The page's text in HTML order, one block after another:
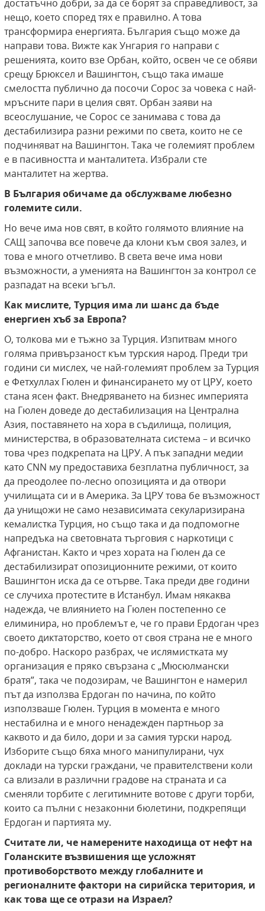
достатъчно добри, за да се борят за справедливост, за
нещо, което според тях е правилно. А това
трансформира енергията. България също може да
направи това. Вижте как Унгария го направи с
решенията, които взе Орбан, който, освен че се обяви
срещу Брюксел и Вашингтон, също така имаше
смелостта публично да посочи Сорос за човека с най-
мръсните пари в целия свят. Орбан заяви на
всеослушание, че Сорос се занимава с това да
дестабилизира разни режими по света, които не се
подчиняват на Вашингтон. Така че големият проблем
е в пасивността и манталитета. Избрали сте
манталитет на жертва.
В България обичаме да обслужваме любезно
големите сили.
Но вече има нов свят, в който голямото влияние на
САЩ започва все повече да клони към своя залез, и
това е много отчетливо. В света вече има нови
възможности, а уменията на Вашингтон за контрол се
разпадат на всеки ъгъл.
Как мислите, Турция има ли шанс да бъде
енергиен хъб за Европа?
О, толкова ми е тъжно за Турция. Изпитвам много
голяма привързаност към турския народ. Преди три
години си мислех, че най-големият проблем за Турция
е Фетхуллах Гюлен и финансирането му от ЦРУ, което
стана ясен факт. Внедряването на бизнес империята
на Гюлен доведе до дестабилизация на Централна
Азия, поставянето на хора в съдилища, полиция,
министерства, в образователната система – и всичко
това чрез подкрепата на ЦРУ. А пък западни медии
като CNN му предоставиха безплатна публичност, за
да преодолее по-лесно опозицията и да отвори
училищата си и в Америка. За ЦРУ това бе възможност
да унищожи не само независимата секуларизирана
кемалистка Турция, но също така и да подпомогне
напредъка на световната търговия с наркотици с
Афганистан. Както и чрез хората на Гюлен да се
дестабилизират опозиционните режими, от които
Вашингтон иска да се отърве. Така преди две години
се случиха протестите в Истанбул. Имам някаква
надежда, че влиянието на Гюлен постепенно се
елиминира, но проблемът е, че го прави Ердоган чрез
своето диктаторство, което от своя страна не е много
по-добро. Наскоро разбрах, че ислямистката му
организация е пряко свързана с „Мюсюлмански
братя”, така че подозирам, че Вашингтон е намерил
път да използва Ердоган по начина, по който
използваше Гюлен. Турция в момента е много
нестабилна и е много ненадежден партньор за
каквото и да било, дори и за самия турски народ.
Изборите също бяха много манипулирани, чух
доклади на турски граждани, че правителствени коли
са влизали в различни градове на страната и са
сменяли торбите с легитимните вотове с други торби,
които са пълни с незаконни бюлетини, подкрепящи
Ердоган и партията му.
Считате ли, че намерените находища от нефт на
Голанските възвишения ще усложнят
противоборството между глобалните и
регионалните фактори на сирийска територия, и
как това ще се отрази на Израел?